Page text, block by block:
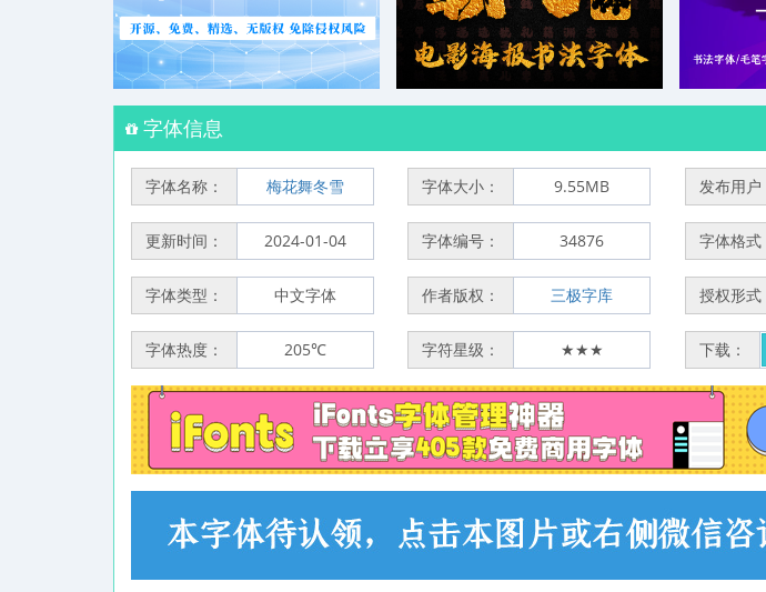
字体信息
字体名称： 梅花舞冬雪 字体大小： 9.55MB 发布用户
更新时间： 2024-01-04 字体编号： 34876 字体格式
字体类型： 中文字体 作者版权： 三极字库 授权形式
字体热度： 205℃ 字符星级： ★★★ 下载：